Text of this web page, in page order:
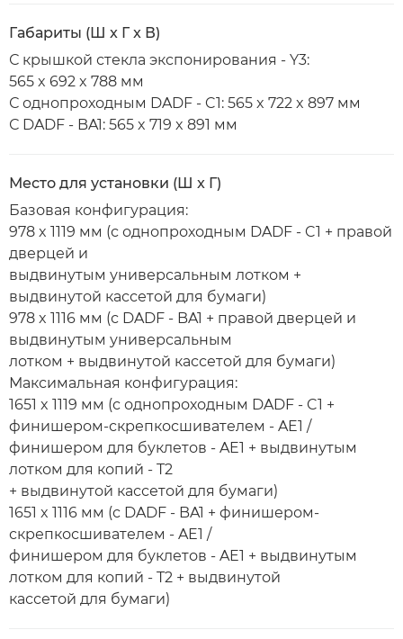
Габариты (Ш x Г x В)
С крышкой стекла экспонирования - Y3:
565 x 692 x 788 мм
С однопроходным DADF - C1: 565 x 722 x 897 мм
С DADF - BA1: 565 x 719 x 891 мм
Место для установки (Ш x Г)
Базовая конфигурация:
978 x 1119 мм (с однопроходным DADF - C1 + правой
дверцей и
выдвинутым универсальным лотком +
выдвинутой кассетой для бумаги)
978 x 1116 мм (с DADF - BA1 + правой дверцей и
выдвинутым универсальным
лотком + выдвинутой кассетой для бумаги)
Максимальная конфигурация:
1651 x 1119 мм (с однопроходным DADF - C1 +
финишером-скрепкосшивателем - AE1 /
финишером для буклетов - AE1 + выдвинутым
лотком для копий - T2
+ выдвинутой кассетой для бумаги)
1651 x 1116 мм (с DADF - BA1 + финишером-
скрепкосшивателем - AE1 /
финишером для буклетов - AE1 + выдвинутым
лотком для копий - T2 + выдвинутой
кассетой для бумаги)